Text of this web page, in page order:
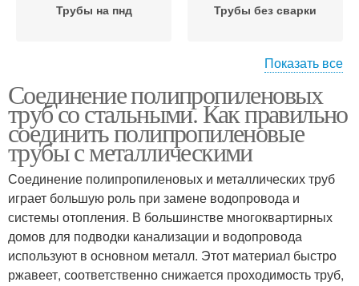
Трубы на пнд Трубы без сварки
Стальные трубы Трубы на фитингах
Полипропилен с
металлопластиком
Трубы на полипропилен
Показать все
Соединение полипропиленовых
труб со стальными. Как правильно
соединить полипропиленовые
трубы с металлическими
Соединение полипропиленовых и металлических труб
играет большую роль при замене водопровода и
системы отопления. В большинстве многоквартирных
домов для подводки канализации и водопровода
используют в основном металл. Этот материал быстро
ржавеет, соответственно снижается проходимость труб,